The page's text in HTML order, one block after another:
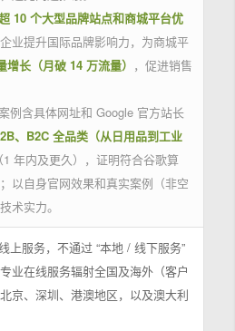
10 个大型品牌站点和商城平台优
业提升国际品牌影响力，为商城平
增长（月破 14 万流量） ，促进销售
例含具体网址和 Google 官方站长
、B2C 全品类（从日用品到工业
年内及更久），证明符合谷歌算
以自身官网效果和真实案例（非空
术实力。
上服务，不通过 “本地 / 线下服务”
业在线服务辐射全国及海外（客户
京、深圳、港澳地区，以及澳大利